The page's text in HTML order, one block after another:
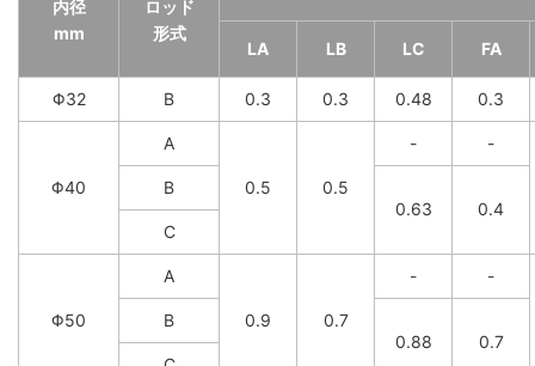
内径
mm
ロッド
形式
LA LB LC FA
Φ32 B 0.3 0.3 0.48 0.3
Φ40
A
0.5 0.5
- -
B
0.63
0.4
C
Φ50
A
0.9 0.7
- -
B
0.88
0.7